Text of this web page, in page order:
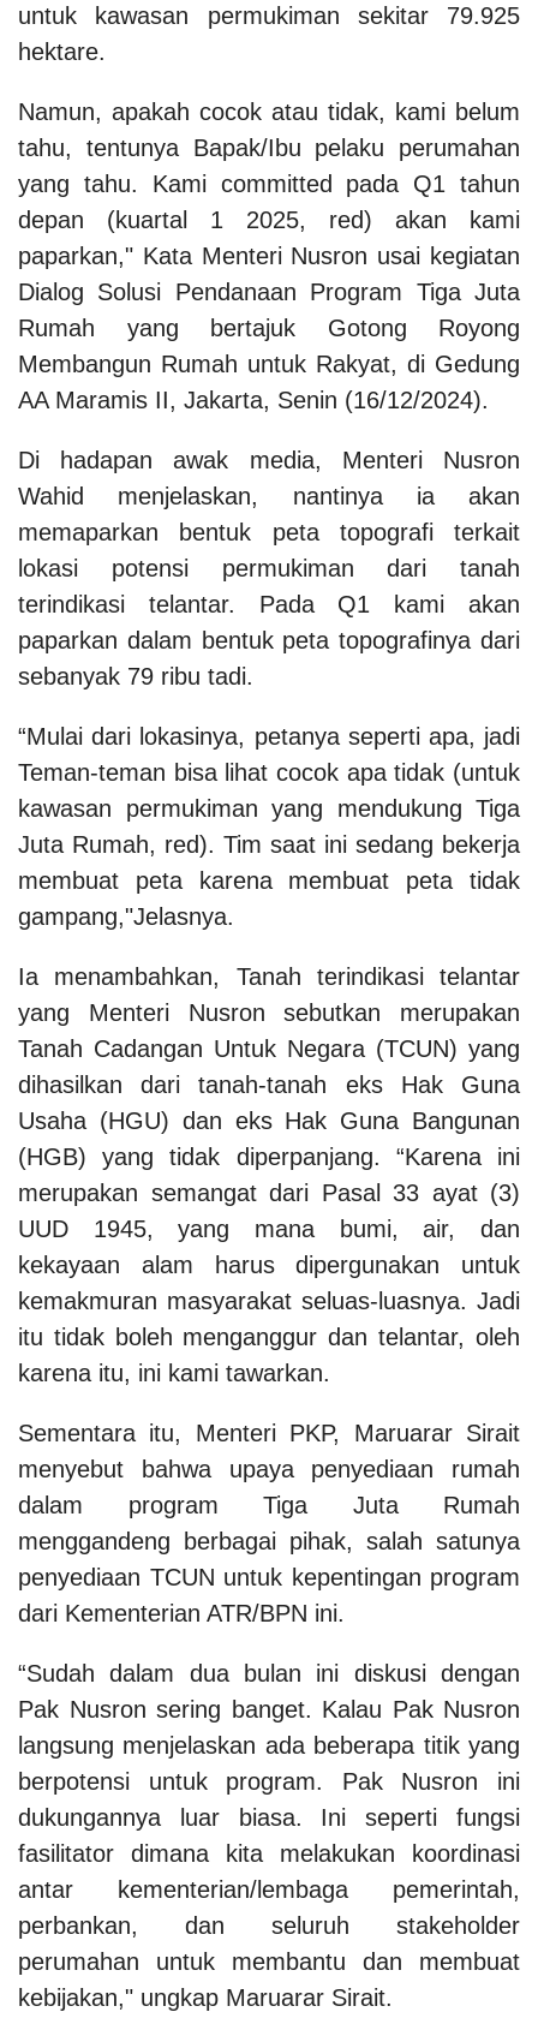
untuk kawasan permukiman sekitar 79.925
hektare.
Namun, apakah cocok atau tidak, kami belum
tahu, tentunya Bapak/Ibu pelaku perumahan
yang tahu. Kami committed pada Q1 tahun
depan (kuartal 1 2025, red) akan kami
paparkan," Kata Menteri Nusron usai kegiatan
Dialog Solusi Pendanaan Program Tiga Juta
Rumah yang bertajuk Gotong Royong
Membangun Rumah untuk Rakyat, di Gedung
AA Maramis II, Jakarta, Senin (16/12/2024).
Di hadapan awak media, Menteri Nusron
Wahid menjelaskan, nantinya ia akan
memaparkan bentuk peta topografi terkait
lokasi potensi permukiman dari tanah
terindikasi telantar. Pada Q1 kami akan
paparkan dalam bentuk peta topografinya dari
sebanyak 79 ribu tadi.
“Mulai dari lokasinya, petanya seperti apa, jadi
Teman-teman bisa lihat cocok apa tidak (untuk
kawasan permukiman yang mendukung Tiga
Juta Rumah, red). Tim saat ini sedang bekerja
membuat peta karena membuat peta tidak
gampang,"Jelasnya.
Ia menambahkan, Tanah terindikasi telantar
yang Menteri Nusron sebutkan merupakan
Tanah Cadangan Untuk Negara (TCUN) yang
dihasilkan dari tanah-tanah eks Hak Guna
Usaha (HGU) dan eks Hak Guna Bangunan
(HGB) yang tidak diperpanjang. “Karena ini
merupakan semangat dari Pasal 33 ayat (3)
UUD 1945, yang mana bumi, air, dan
kekayaan alam harus dipergunakan untuk
kemakmuran masyarakat seluas-luasnya. Jadi
itu tidak boleh menganggur dan telantar, oleh
karena itu, ini kami tawarkan.
Sementara itu, Menteri PKP, Maruarar Sirait
menyebut bahwa upaya penyediaan rumah
dalam program Tiga Juta Rumah
menggandeng berbagai pihak, salah satunya
penyediaan TCUN untuk kepentingan program
dari Kementerian ATR/BPN ini.
“Sudah dalam dua bulan ini diskusi dengan
Pak Nusron sering banget. Kalau Pak Nusron
langsung menjelaskan ada beberapa titik yang
berpotensi untuk program. Pak Nusron ini
dukungannya luar biasa. Ini seperti fungsi
fasilitator dimana kita melakukan koordinasi
antar kementerian/lembaga pemerintah,
perbankan, dan seluruh stakeholder
perumahan untuk membantu dan membuat
kebijakan," ungkap Maruarar Sirait.